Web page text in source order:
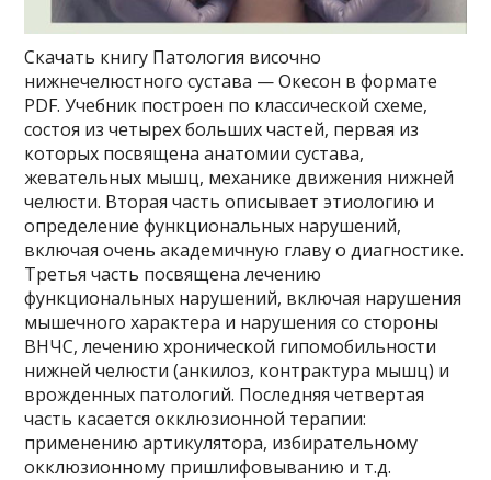
Скачать книгу Патология височно
нижнечелюстного сустава — Окесон в формате
PDF. Учебник построен по классической схеме,
состоя из четырех больших частей, первая из
которых посвящена анатомии сустава,
жевательных мышц, механике движения нижней
челюсти. Вторая часть описывает этиологию и
определение функциональных нарушений,
включая очень академичную главу о диагностике.
Третья часть посвящена лечению
функциональных нарушений, включая нарушения
мышечного характера и нарушения со стороны
ВНЧС, лечению хронической гипомобильности
нижней челюсти (анкилоз, контрактура мышц) и
врожденных патологий. Последняя четвертая
часть касается окклюзионной терапии:
применению артикулятора, избирательному
окклюзионному пришлифовыванию и т.д.